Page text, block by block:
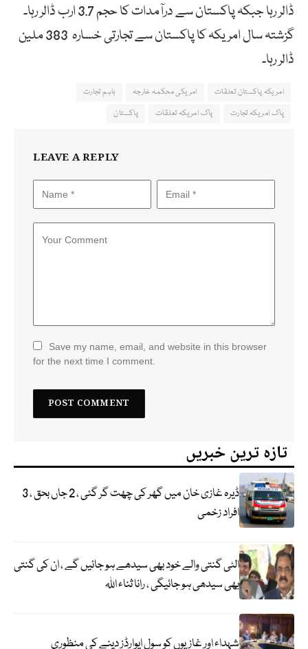
ڈالر رہا جبکہ پاکستان سے درآمدات کا حجم 3.7 ارب ڈالر رہا۔
گزشتہ سال امریکہ کا پاکستان سے تجارتی خسارہ 383 ملین
ڈالر رہا۔
امریکہ پاکستان تعلقات امریکی محکمہ خارجہ
باہم تجارت
پاک امریکہ تجارت
پاک امریکہ تعلقات پاکستان
LEAVE A REPLY
Save my name, email, and website in this browser
for the next time I comment.
تازہ ترین خبریں
ڈیرہ غازی خان میں گھر کی چھت گر گئی ، 2 جاں بحق ، 3
افراد زخمی
الٹی گنتی والے خود بھی سیدھے ہو جائیں گے ، ان کی گنتی
بھی سیدھی ہو جائیگی ، رانا ثناء اللہ
شہداء اور غازیوں کو سول ایوارڈز دینے کی منظوری